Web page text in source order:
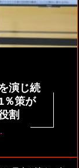
演じ続
％策が
割